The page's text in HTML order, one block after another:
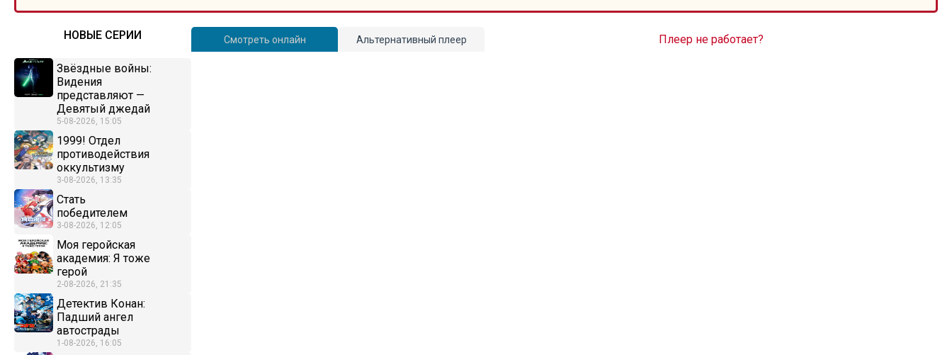
НОВЫЕ СЕРИИ
Звёздные войны:
Видения
представляют —
Девятый джедай
5-08-2026, 15:05
1999! Отдел
противодействия
оккультизму
3-08-2026, 13:35
Стать
победителем
3-08-2026, 12:05
Моя геройская
академия: Я тоже
герой
2-08-2026, 21:35
Детектив Конан:
Падший ангел
автострады
1-08-2026, 16:05
Смотреть онлайн Альтернативный плеер Плеер не работает?